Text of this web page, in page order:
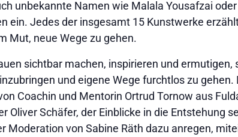
unbekannte Namen wie Malala Yousafzai
ein. Jedes der insgesamt 15 Kunstwerke
Mut, neue Wege zu gehen.
sichtbar machen, inspirieren und ermutigen,
und eigene Wege furchtlos zu
Coachin und Mentorin Ortrud Tornow aus
Oliver Schäfer, der Einblicke in die Entstehung
Moderation von Sabine Räth dazu anregen,